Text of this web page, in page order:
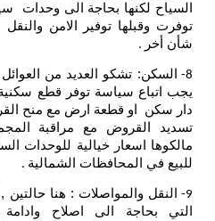
السياح لكنها بحاجة الى وحدات
توفرت وقبلها توفير الامن
شأن أخر .
8-
السكن: تشكو العديد من
يجب اتباع سياسة توفر قطع سكنية
دار سكن او قطعة ارض مع منح
تسديد القروض مع مراقبة
مالكوها اسعار خيالية للوحدات
للبيع في المحافظات الشمالية .
9-
النقل والمواصلات : هنا
التي بحاجة الى اصلاح